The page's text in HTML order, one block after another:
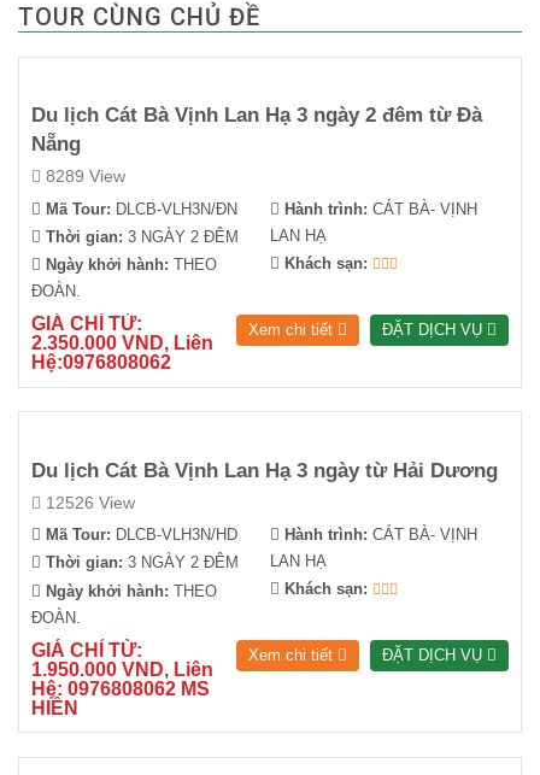
TOUR CÙNG CHỦ ĐỀ
Du lịch Cát Bà Vịnh Lan Hạ 3 ngày 2 đêm từ Đà
Nẵng
8289 View
Mã Tour: DLCB-VLH3N/ĐN
Thời gian: 3 NGÀY 2 ĐÊM
Ngày khởi hành: THEO
ĐOÀN.
Hành trình: CÁT BÀ- VỊNH
LAN HẠ
Khách sạn:
GIÁ CHỈ TỪ:
2.350.000 VND, Liên
Hệ:0976808062
Xem chi tiết ĐẶT DỊCH VỤ
Du lịch Cát Bà Vịnh Lan Hạ 3 ngày từ Hải Dương
12526 View
Mã Tour: DLCB-VLH3N/HD
Thời gian: 3 NGÀY 2 ĐÊM
Ngày khởi hành: THEO
ĐOÀN.
Hành trình: CÁT BÀ- VỊNH
LAN HẠ
Khách sạn:
GIÁ CHỈ TỪ:
1.950.000 VND, Liên
Hệ: 0976808062 MS
HIỀN
Xem chi tiết ĐẶT DỊCH VỤ